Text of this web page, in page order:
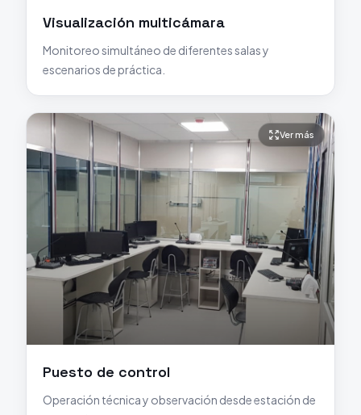
Visualización multicámara
Monitoreo simultáneo de diferentes salas y
escenarios de práctica.
Ver más
Puesto de control
Operación técnica y observación desde estación de